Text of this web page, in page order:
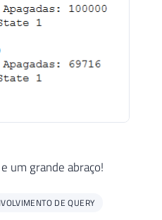
um grande abraço!
DE QUERY